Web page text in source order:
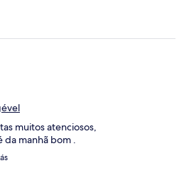
muitos atenciosos,
da manhã bom .